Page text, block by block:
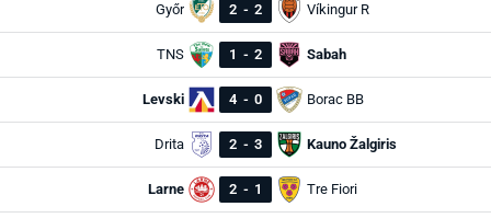
Győr 2 - 2 Víkingur R
TNS 1 - 2 Sabah
Levski 4 - 0 Borac BB
Drita 2 - 3 Kauno Žalgiris
Larne 2 - 1 Tre Fiori